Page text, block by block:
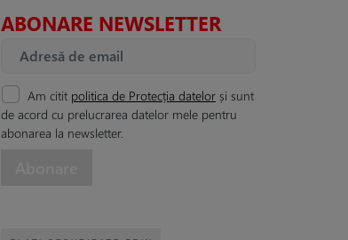
ABONARE NEWSLETTER
Am citit politica de Protecția datelor și sunt
de acord cu prelucrarea datelor mele pentru
abonarea la newsletter.